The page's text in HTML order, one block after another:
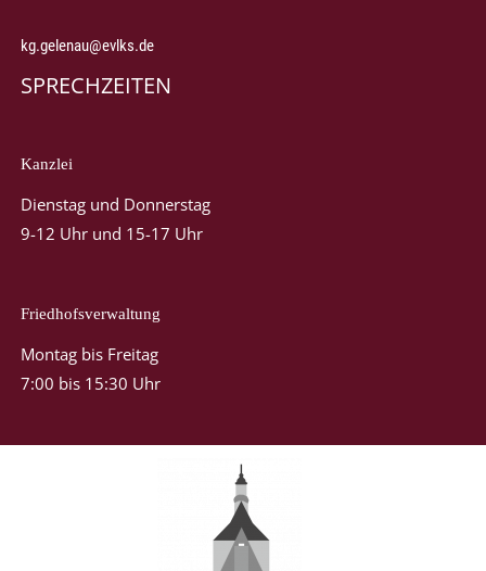
kg.gelenau@evlks.de
SPRECHZEITEN
Kanzlei
Dienstag und Donnerstag
9-12 Uhr und 15-17 Uhr
Friedhofsverwaltung
Montag bis Freitag
7:00 bis 15:30 Uhr